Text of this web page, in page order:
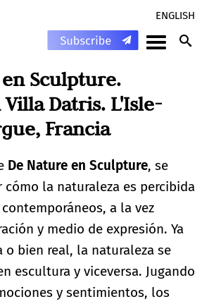
ENGLISH
Sculpture.
Datris. L'Isle-
Francia
De Nature en Sculpture, se
cómo la naturaleza es percibida
a la vez
y medio de expresión. Ya
o bien real, la naturaleza se
escultura y viceversa. Jugando
y sentimientos, los